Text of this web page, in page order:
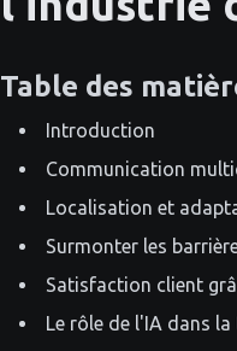
Table des
Introduction
Communication
Localisation et
Surmonter les
Satisfaction client
Le rôle de l'IA dans